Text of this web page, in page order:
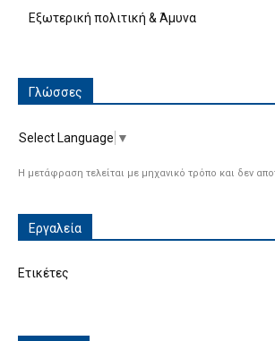
Εξωτερική πολιτική & Άμυνα
Γλώσσες
Select Language ▼
Η μετάφραση τελείται με μηχανικό τρόπο και δεν
Εργαλεία
Ετικέτες